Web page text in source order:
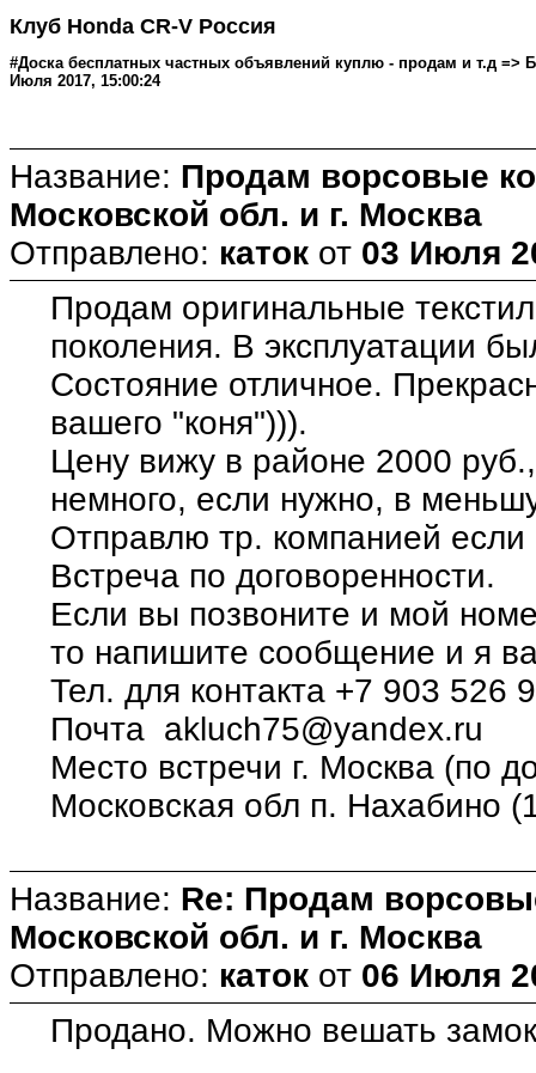
Клуб Honda CR-V Россия
#Доска бесплатных частных объявлений куплю - продам и т.д =>
Июля 2017, 15:00:24
Название: Продам ворсовые
Московской обл. и г. Москва
Отправлено: каток от 03 Июля
Продам оригинальные
поколения. В эксплуатации
Состояние отличное.
вашего "коня"))).
Цену вижу в районе 2000
немного, если нужно, в
Отправлю тр. компанией если
Встреча по договоренности.
Если вы позвоните и мой
то напишите сообщение и я
Тел. для контакта +7 903 526
Почта akluch75@yandex.ru
Место встречи г. Москва (по
Московская обл п. Нахабино
Название: Re: Продам
Московской обл. и г. Москва
Отправлено: каток от 06 Июля
Продано. Можно вешать